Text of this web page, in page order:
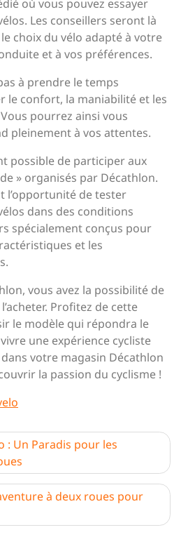
où vous pouvez essayer
Les conseillers seront là
choix du vélo adapté à votre
et à vos préférences.
à prendre le temps
le confort, la maniabilité et les
pourrez ainsi vous
pleinement à vos attentes.
possible de participer aux
» organisés par Décathlon.
l’opportunité de tester
dans des conditions
spécialement conçus pour
et les
vous avez la possibilité de
Profitez de cette
le modèle qui répondra le
une expérience cycliste
votre magasin Décathlon
la passion du cyclisme !
: Un Paradis pour les
à deux roues pour